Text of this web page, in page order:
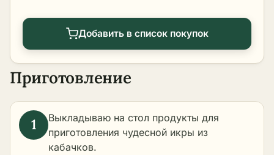
Добавить в список покупок
Приготовление
Выкладываю на стол продукты для
приготовления чудесной икры из
кабачков.